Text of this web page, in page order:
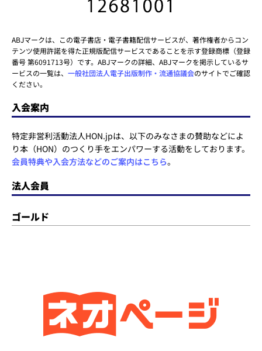
ABJマークは、この電子書店・電子書籍配信サービスが、著作権者からコン
テンツ使用許諾を得た正規版配信サービスであることを示す登録商標（登録
番号 第6091713号）です。ABJマークの詳細、ABJマークを掲示しているサ
ービスの一覧は、 一般社団法人電子出版制作・流通協議会のサイトでご確認
ください。
入会案内
特定非営利活動法人HON.jpは、以下のみなさまの賛助などによ
り本（HON）のつくり手をエンパワーする活動をしております。
会員特典や入会方法などのご案内はこちら。
法人会員
ゴールド